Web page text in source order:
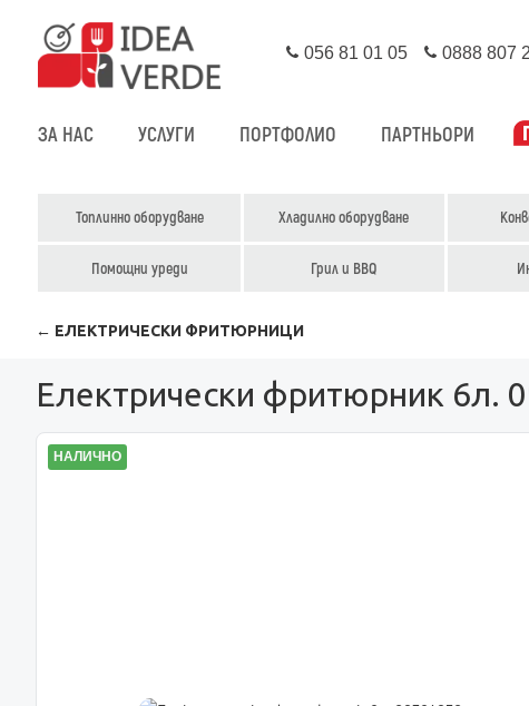
056 81 01 05 0888 807
ЗА НАС УСЛУГИ ПОРТФОЛИО ПАРТНЬОРИ
Топлинно оборудване Хладилно оборудване
Помощни уреди Грил и BBQ
← ЕЛЕКТРИЧЕСКИ ФРИТЮРНИЦИ
Електрически фритюрник 6л.
НАЛИЧНО